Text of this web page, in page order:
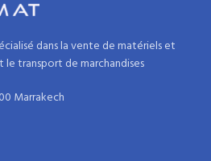
dans lavente de matériels et
le transport de marchandises
Marrakech